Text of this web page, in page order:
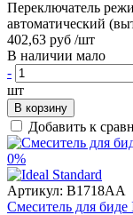
Переключатель
автоматический
402,63 руб /шт
В наличии мало
-
шт
В корзину
Добавить к
0%
Артикул: B1718AA
Смеситель для